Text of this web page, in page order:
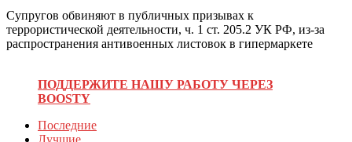
Супругов обвиняют в публичных призывах к
террористической деятельности, ч. 1 ст. 205.2 УК РФ, из-за
распространения антивоенных листовок в гипермаркете
ПОДДЕРЖИТЕ НАШУ РАБОТУ ЧЕРЕЗ
BOOSTY
Последние